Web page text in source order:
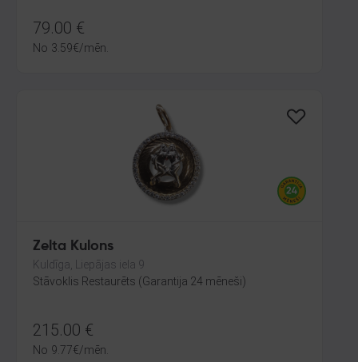
79.00 €
No 3.59€/mēn.
Zelta Kulons
Kuldīga, Liepājas iela 9
Stāvoklis Restaurēts (Garantija 24 mēneši)
215.00 €
No 9.77€/mēn.